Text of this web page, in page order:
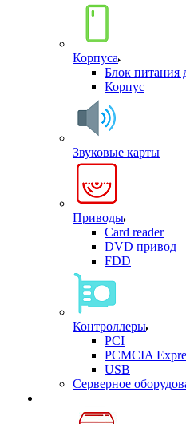
Корпуса
Блок питания
Корпус
Звуковые карты
Приводы
Card reader
DVD привод
FDD
Контроллеры
PCI
PCMCIA
USB
Cерверное